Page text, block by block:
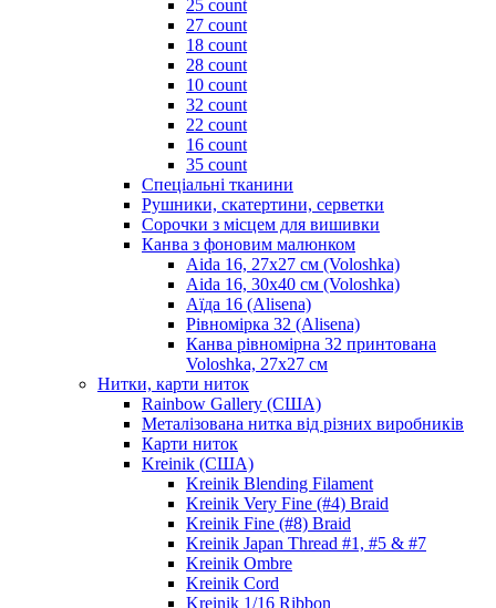
25 count
27 count
18 count
28 count
10 count
32 count
22 count
16 count
35 count
Спеціальні тканини
Рушники, скатертини, серветки
Сорочки з місцем для вишивки
Канва з фоновим малюнком
Aida 16, 27х27 см (Voloshka)
Aida 16, 30х40 см (Voloshka)
Аїда 16 (Alisena)
Рівномірка 32 (Alisena)
Канва рівномірна 32 принтована
Voloshka, 27х27 см
Нитки, карти ниток
Rainbow Gallery (США)
Металізована нитка від різних виробників
Карти ниток
Kreinik (США)
Kreinik Blending Filament
Kreinik Very Fine (#4) Braid
Kreinik Fine (#8) Braid
Kreinik Japan Thread #1, #5 & #7
Kreinik Ombre
Kreinik Cord
Kreinik 1/16 Ribbon